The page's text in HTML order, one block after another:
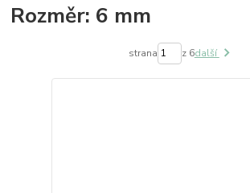
Rozměr: 6 mm
strana z 6další